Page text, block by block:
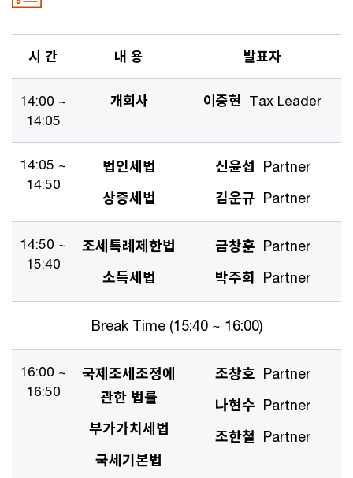
시 간 내 용 발표자
14:00 ~
14:05
개회사 이중현 Tax Leader
14:05 ~
14:50
법인세법
상증세법
신윤섭 Partner
김운규 Partner
14:50 ~
15:40
조세특례제한법
소득세법
금창훈 Partner
박주희
Partner
Break Time (15:40 ~ 16:00)
16:00 ~
16:50
국제조세조정에
관한 법률
부가가치세법
국세기본법
조창호 Partner
나현수 Partner
조한철 Partner